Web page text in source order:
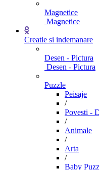
Magnetice
Magnetice
Creatie si indemanare
Desen - Pictura
Desen - Pictura
Puzzle
Peisaje
/
Povesti -
/
Animale
/
Arta
/
Baby